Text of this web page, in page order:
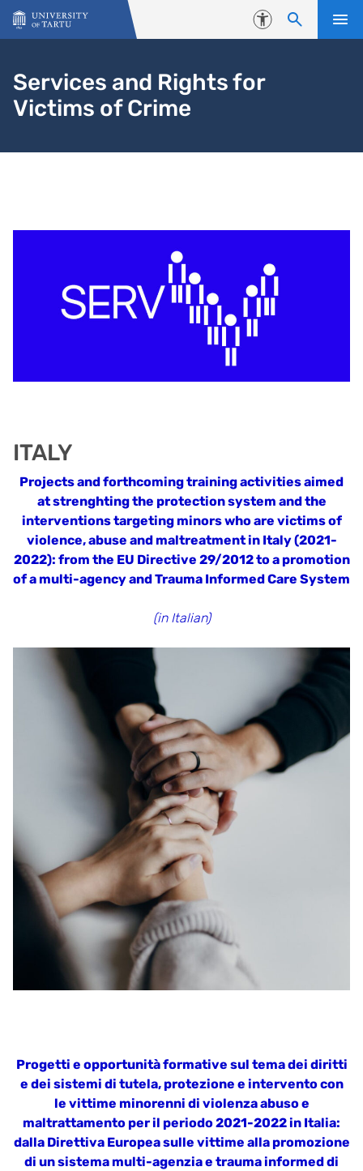
Skip to content
Accessibility
Services and Rights for
Victims of Crime
ITALY
Projects and forthcoming training activities aimed
at strenghting the protection system and the
interventions targeting minors who are victims of
violence, abuse and maltreatment in Italy (2021-
2022): from the EU Directive 29/2012 to a promotion
of a multi-agency and Trauma Informed Care System
(in Italian)
Progetti e opportunità formative sul tema dei diritti
e dei sistemi di tutela, protezione e intervento con
le vittime minorenni di violenza abuso e
maltrattamento per il periodo 2021-2022 in Italia:
dalla Direttiva Europea sulle vittime alla promozione
di un sistema multi-agenzia e trauma informed di